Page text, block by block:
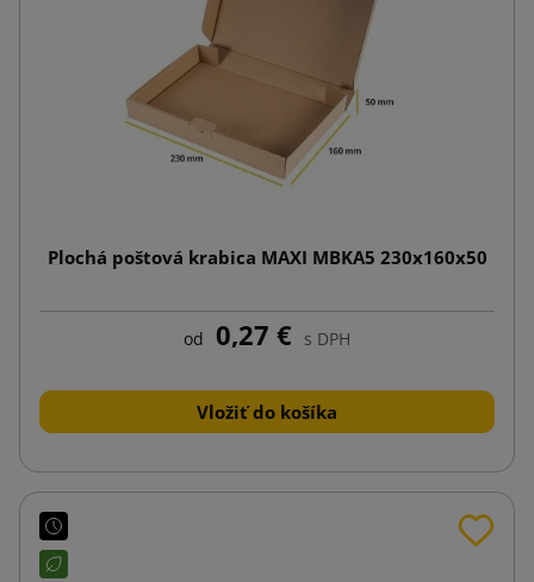
Plochá poštová krabica MAXI MBKA5 230x160x50
od 0,27 € s DPH
Vložiť do košíka